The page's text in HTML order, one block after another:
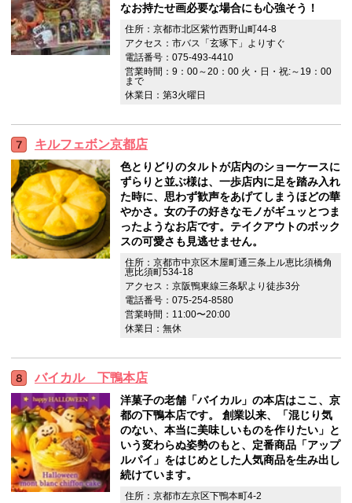
なお持たせ画必要な場合にも心強そう！
住所：京都市北区紫竹西野山町44-8
アクセス：市バス「玄琢下」よりすぐ
電話番号：075-493-4410
営業時間：9：00～20：00 火・日・祝:～19：00
まで
休業日：第3火曜日
キルフェボン京都店
色とりどりのタルトが店内のショーケースに
ずらりと並ぶ様は、一歩店内に足を踏み入れ
た時に、思わず歓声をあげてしまうほどの華
やかさ。女の子の好きなモノがギュッとつま
ったようなお店です。テイクアウトのボック
スの可愛さも見逃せません。
住所：京都市中京区木屋町通三条上ル恵比須橋角
恵比須町534-18
アクセス：京阪鴨東線三条駅より徒歩3分
電話番号：075-254-8580
営業時間：11:00〜20:00
休業日：無休
バイカル 下鴨本店
洋菓子の老舗「バイカル」の本店はここ、京
都の下鴨本店です。 創業以来、「混じり気
のない、本当に美味しいものを作りたい」と
いう変わらぬ姿勢のもと、定番商品「アップ
ルパイ」をはじめとした人気商品を生み出し
続けています。
住所：京都市左京区下鴨本町4-2